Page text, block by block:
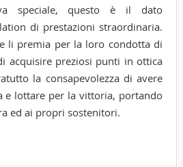
speciale, questo è il dato
di prestazioni straordinaria.
li premia per la loro condotta di
acquisire preziosi punti in ottica
la consapevolezza di avere
e lottare per la vittoria, portando
ed ai propri sostenitori.